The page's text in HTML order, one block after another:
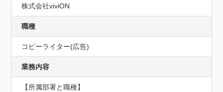
株式会社viviON
職種
コピーライター(広告)
業務内容
【所属部署と職種】